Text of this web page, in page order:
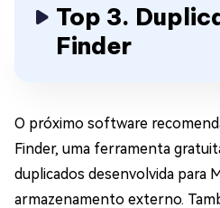
Top 3.
Finder
O próximo software
Finder, uma ferramenta
duplicados desenvolvida para
armazenamento externo.